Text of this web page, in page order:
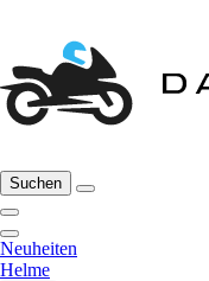
Suchen
Neuheiten
Helme